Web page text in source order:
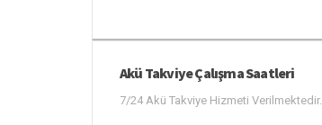
Akü Takviye Çalışma Saatleri
7/24 Akü Takviye Hizmeti Verilmektedir.